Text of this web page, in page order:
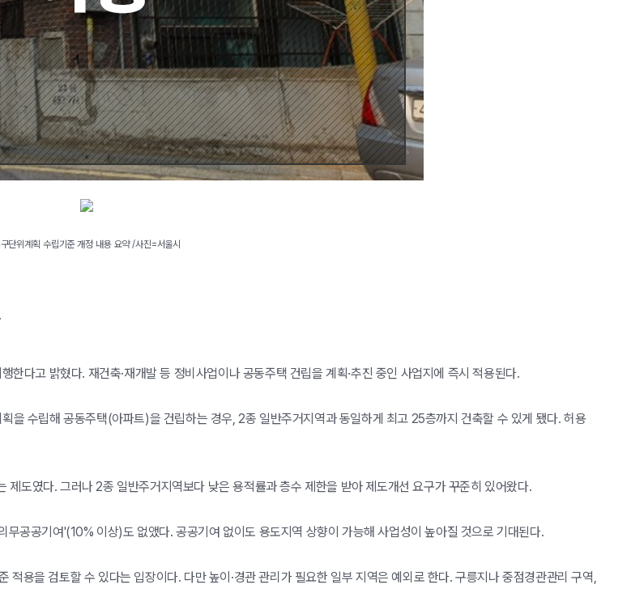
단위계획 수립기준 개정 내용 요약 /사진=서울시
다고 밝혔다. 재건축·재개발 등 정비사업이나 공동주택 건립을 계획·추진 중인 사업지에 즉시 적용된다.
을 수립해 공동주택(아파트)을 건립하는 경우, 2종 일반주거지역과 동일하게 최고 25층까지 건축할 수 있게 됐다. 허용
도였다. 그러나 2종 일반주거지역보다 낮은 용적률과 층수 제한을 받아 제도개선 요구가 꾸준히 있어왔다.
공공기여'(10% 이상)도 없앴다. 공공기여 없이도 용도지역 상향이 가능해 사업성이 높아질 것으로 기대된다.
용을 검토할 수 있다는 입장이다. 다만 높이·경관 관리가 필요한 일부 지역은 예외로 한다. 구릉지나 중점경관관리 구역,